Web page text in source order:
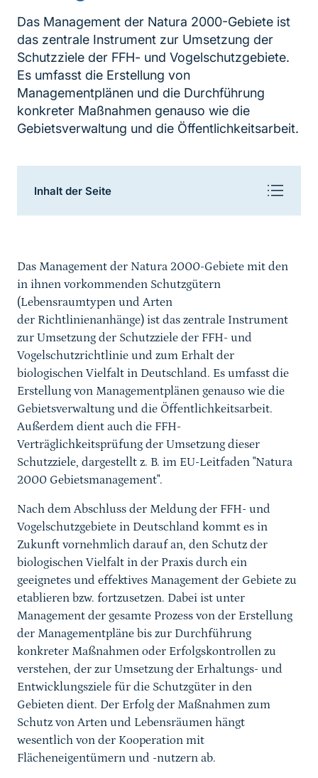
Das Management der Natura 2000-Gebiete ist
das zentrale Instrument zur Umsetzung der
Schutzziele der FFH- und Vogelschutzgebiete.
Es umfasst die Erstellung von
Managementplänen und die Durchführung
konkreter Maßnahmen genauso wie die
Gebietsverwaltung und die Öffentlichkeitsarbeit.
Inhaltsnavigation
Inhalt der Seite
Rechtliches
Managementpläne für Natura 2000-Gebiete
Stand der Umsetzung in Deutschland
Offenlandmanagement
Natura 2000 und Wildnis
Das Management der Natura 2000-Gebiete mit den
in ihnen vorkommenden Schutzgütern
(Lebensraumtypen und Arten
der Richtlinienanhänge) ist das zentrale Instrument
zur Umsetzung der Schutzziele der FFH- und
Vogelschutzrichtlinie und zum Erhalt der
biologischen Vielfalt in Deutschland. Es umfasst die
Erstellung von Managementplänen genauso wie die
Gebietsverwaltung und die Öffentlichkeitsarbeit.
Außerdem dient auch die FFH-
Verträglichkeitsprüfung der Umsetzung dieser
Schutzziele, dargestellt z. B. im EU-Leitfaden "Natura
2000 Gebietsmanagement".
Nach dem Abschluss der Meldung der FFH- und
Vogelschutzgebiete in Deutschland kommt es in
Zukunft vornehmlich darauf an, den Schutz der
biologischen Vielfalt in der Praxis durch ein
geeignetes und effektives Management der Gebiete zu
etablieren bzw. fortzusetzen. Dabei ist unter
Management der gesamte Prozess von der Erstellung
der Managementpläne bis zur Durchführung
konkreter Maßnahmen oder Erfolgskontrollen zu
verstehen, der zur Umsetzung der Erhaltungs- und
Entwicklungsziele für die Schutzgüter in den
Gebieten dient. Der Erfolg der Maßnahmen zum
Schutz von Arten und Lebensräumen hängt
wesentlich von der Kooperation mit
Flächeneigentümern und -nutzern ab.